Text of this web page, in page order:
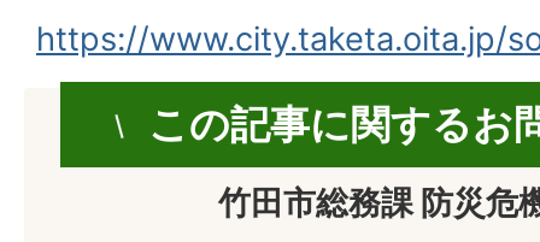
https://www.city.taketa.oita.jp/
この記事に関するお
竹田市総務課 防災危